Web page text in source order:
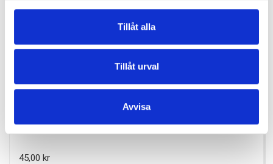
Tillåt alla
Tillåt urval
Avvisa
Pris
45,00 kr